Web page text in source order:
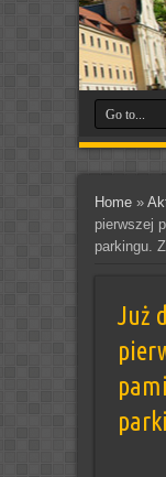
Home»
pierwszej
parkingu.
Już